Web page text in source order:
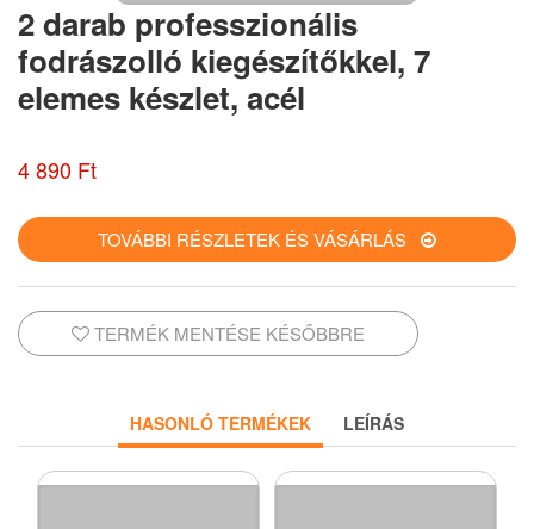
2 darab professzionális
fodrászolló kiegészítőkkel, 7
elemes készlet, acél
4 890 Ft
TOVÁBBI RÉSZLETEK ÉS VÁSÁRLÁS
TERMÉK MENTÉSE KÉSŐBBRE
HASONLÓ TERMÉKEK LEÍRÁS